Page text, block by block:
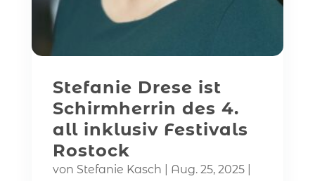
Stefanie Drese ist
Schirmherrin des 4.
all inklusiv Festivals
Rostock
von Stefanie Kasch Aug. 25, 2025|